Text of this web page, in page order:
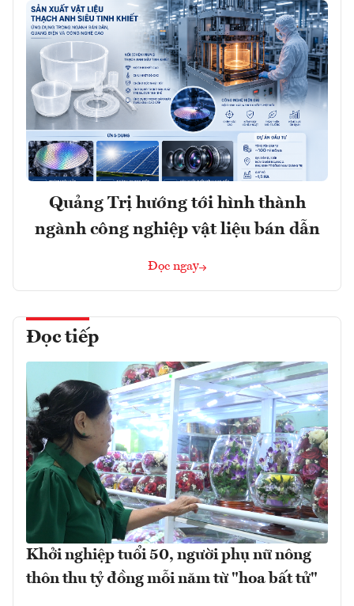
Quảng Trị hướng tới hình thành
ngành công nghiệp vật liệu bán dẫn
Đọc ngay
Đọc tiếp
Khởi nghiệp tuổi 50, người phụ nữ nông
thôn thu tỷ đồng mỗi năm từ "hoa bất tử"